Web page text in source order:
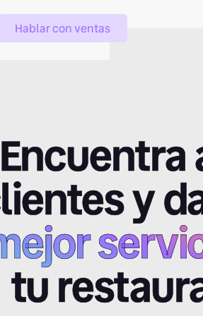
Hablar con ventas
y
tu